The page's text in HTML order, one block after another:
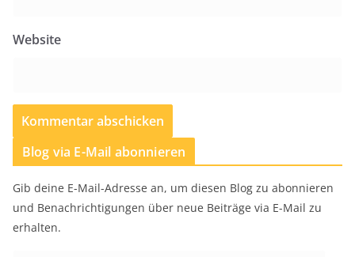
Website
Blog via E-Mail abonnieren
Gib deine E-Mail-Adresse an, um diesen Blog zu abonnieren
und Benachrichtigungen über neue Beiträge via E-Mail zu
erhalten.